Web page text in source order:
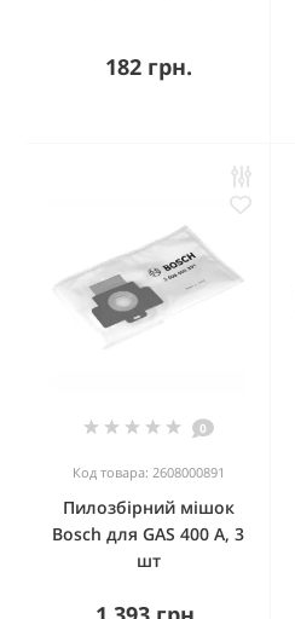
182 грн.
0
Код товара: 2608000891
Пилозбірний мішок
Bosch для GAS 400 A, 3
шт